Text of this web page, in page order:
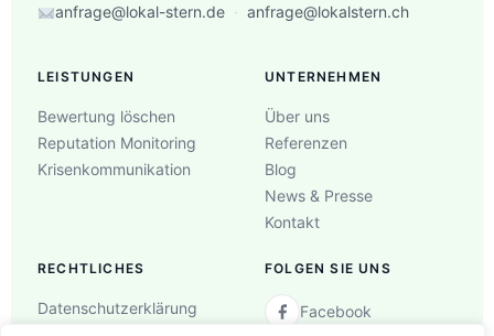
anfrage@lokal-stern.de · anfrage@lokalstern.ch
LEISTUNGEN
Bewertung löschen
Reputation Monitoring
Krisenkommunikation
UNTERNEHMEN
Über uns
Referenzen
Blog
News & Presse
Kontakt
RECHTLICHES
Datenschutzerklärung
FOLGEN SIE UNS
Facebook